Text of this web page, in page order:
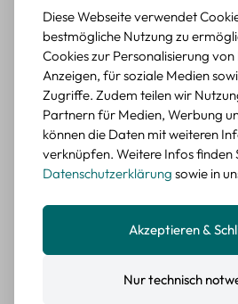
Durchschnittliche Bewertung von 5
Erika G.diesen Monat
Schöne Motive
Tolle Motive, Briefmarken gehen
würde sie wieder kaufen.
BEWERTETER ARTIKEL
Retro Briefmarken
Sticker mit Wald- und
Durchschnittliche Bewertung von 5
Erika G.
Die Sticker passen gut zu meinen
Diese Webseite verwendet
bestmögliche Nutzung zu
Cookies zur Personalisierung
Anzeigen, für soziale Medien
Zugriffe. Zudem teilen wir
Partnern für Medien, Werbung
können die Daten mit weiteren
verknüpfen. Weitere Infos finden
Datenschutzerklärung sowie in
Nur technisch
Akzeptieren &